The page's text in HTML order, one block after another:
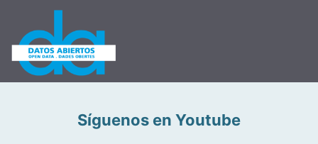
Síguenos en Youtube